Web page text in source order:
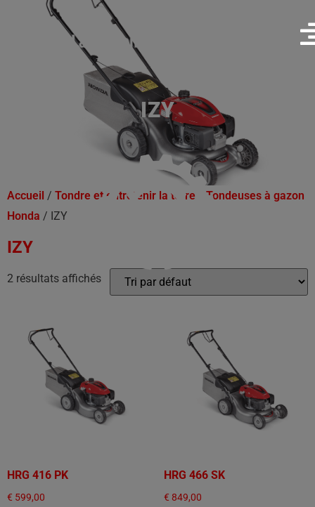
IZY
Accueil / Tondre et entretenir la terre
Tondeuses à gazon
Honda / IZY
IZY
2 résultats affichés
HRG 416 PK
€ 599,00
HRG 466 SK
€ 849,00